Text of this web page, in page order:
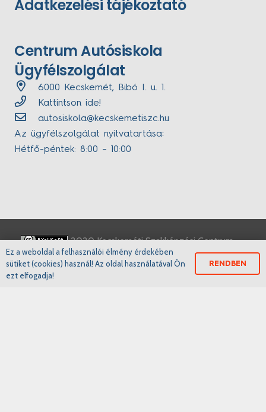
Adatkezelési tájékoztató
Centrum Autósiskola
Ügyfélszolgálat
6000 Kecskemét, Bibó I. u. 1.
Kattintson ide!
autosiskola@kecskemetiszc.hu
Az ügyfélszolgálat nyitvatartása:
Hétfő-péntek: 8:00 – 10:00
2020 Kecskeméti Szakképzési Centrum
engedélyszámok: E-001288/2015, E/2020/000133,
Ez a weboldal a felhasználói élmény érdekében
sütiket (cookies) használ! Az oldal használatával Ön
ezt elfogadja!
RENDBEN